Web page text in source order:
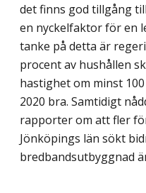
det finns god tillgång
en nyckelfaktor för en
tanke på detta är
procent av hushållen
hastighet om minst
2020 bra. Samtidigt
rapporter om att fler
Jönköpings län sökt
bredbandsutbyggnad